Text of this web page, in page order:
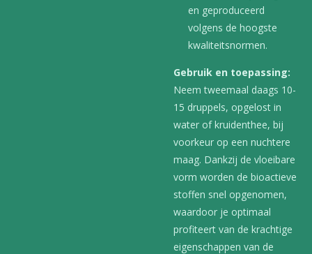
en geproduceerd
volgens de hoogste
kwaliteitsnormen.
Gebruik en toepassing:
Neem tweemaal daags 10-
15 druppels, opgelost in
water of kruidenthee, bij
voorkeur op een nuchtere
maag. Dankzij de vloeibare
vorm worden de bioactieve
stoffen snel opgenomen,
waardoor je optimaal
profiteert van de krachtige
eigenschappen van de